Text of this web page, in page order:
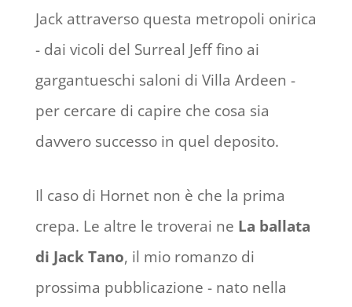
Jack attraverso questa metropoli onirica
- dai vicoli del Surreal Jeff fino ai
gargantueschi saloni di Villa Ardeen -
per cercare di capire che cosa sia
davvero successo in quel deposito.
Il caso di Hornet non è che la prima
crepa. Le altre le troverai ne La ballata
di Jack Tano, il mio romanzo di
prossima pubblicazione - nato nella